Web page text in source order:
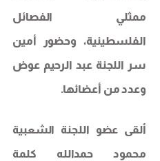
ممثلي الفصائل
الفلسطينية، وحضور أمين
سر اللجنة عبد الرحيم عوض
وعدد من أعضائها.
ألقى عضو اللجنة الشعبية
محمود حمدالله كلمة